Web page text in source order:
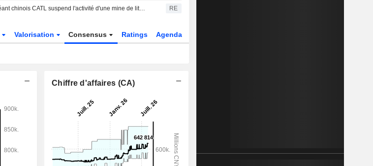
Le géant chinois CATL suspend l'activité d'une mine de lithium pour maintenance, selon les médias d'État RE
Valorisation Consensus Ratings Agenda
Chiffre d'affaires (CA)